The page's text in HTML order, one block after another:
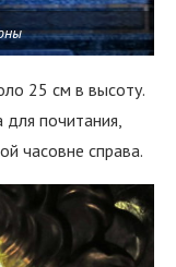
25 см в высоту.
почитания,
часовне справа.